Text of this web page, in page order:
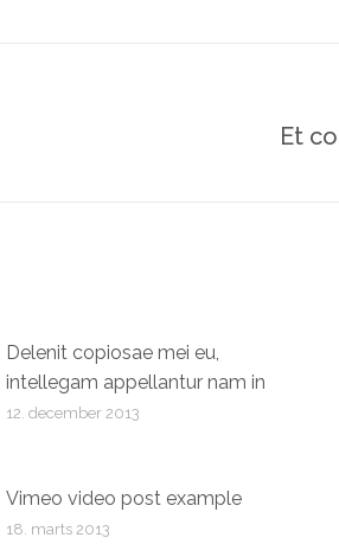
Et
Delenit copiosae mei eu,
intellegam appellantur nam in
12. december 2013
Vimeo video post example
18. marts 2013